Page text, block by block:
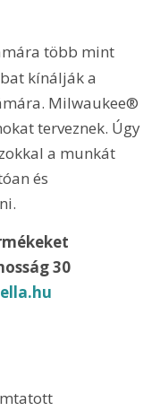
több mint
kínálják a
Milwaukee®
terveznek. Úgy
a munkát
és
30